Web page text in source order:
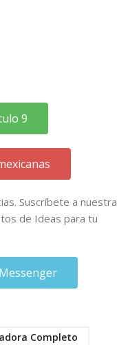
9
Suscríbete a nuestra
de Ideas para tu
Completo